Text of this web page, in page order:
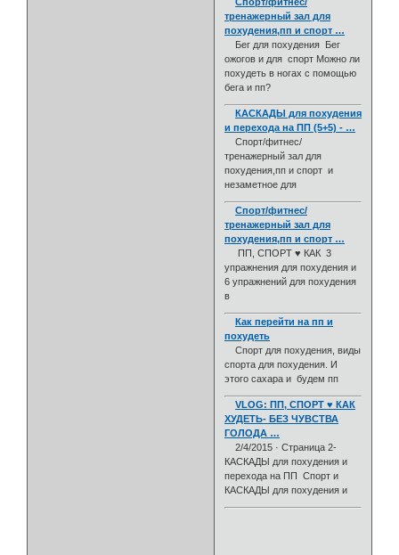
тренажерный зал для
похудения,пп и спорт …
Бег для похудения Бег
ожогов и для спорт Можно ли
похудеть в ногах с помощью
бега и пп?
КАСКАДЫ для похудения
и перехода на ПП (5+5) - …
Спорт/фитнес/
тренажерный зал для
похудения,пп и спорт и
незаметное для
Спорт/фитнес/
тренажерный зал для
похудения,пп и спорт …
ПП, СПОРТ ♥ КАК 3
упражнения для похудения и
6 упражнений для похудения
в
Как перейти на пп и
похудеть
Спорт для похудения, виды
спорта для похудения. И
этого сахара и будем пп
VLOG: ПП, СПОРТ ♥ КАК
ХУДЕТЬ- БЕЗ ЧУВСТВА
ГОЛОДА …
2/4/2015 · Страница 2-
КАСКАДЫ для похудения и
перехода на ПП Спорт и
КАСКАДЫ для похудения и